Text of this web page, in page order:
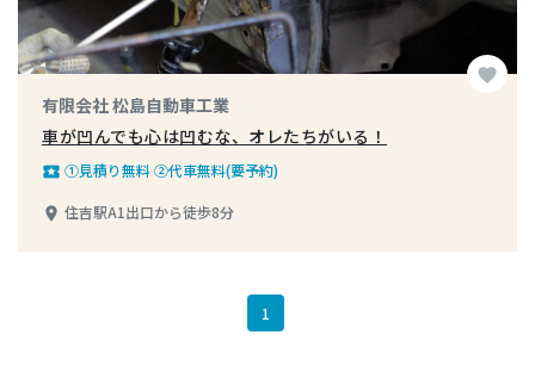
favorite
有限会社 松島自動車工業
車が凹んでも心は凹むな、オレたちがいる！
local_play ①見積り無料 ②代車無料(要予約)
place 住吉駅A1出口から徒歩8分
1